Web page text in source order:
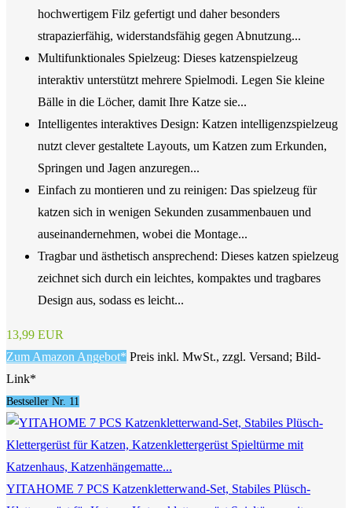
hochwertigem Filz gefertigt und daher besonders
strapazierfähig, widerstandsfähig gegen Abnutzung...
Multifunktionales Spielzeug: Dieses katzenspielzeug
interaktiv unterstützt mehrere Spielmodi. Legen Sie kleine
Bälle in die Löcher, damit Ihre Katze sie...
Intelligentes interaktives Design: Katzen intelligenzspielzeug
nutzt clever gestaltete Layouts, um Katzen zum Erkunden,
Springen und Jagen anzuregen...
Einfach zu montieren und zu reinigen: Das spielzeug für
katzen sich in wenigen Sekunden zusammenbauen und
auseinandernehmen, wobei die Montage...
Tragbar und ästhetisch ansprechend: Dieses katzen spielzeug
zeichnet sich durch ein leichtes, kompaktes und tragbares
Design aus, sodass es leicht...
13,99 EUR
Zum Amazon Angebot* Preis inkl. MwSt., zzgl. Versand; Bild-
Link*
Bestseller Nr. 11
YITAHOME 7 PCS Katzenkletterwand-Set, Stabiles Plüsch-